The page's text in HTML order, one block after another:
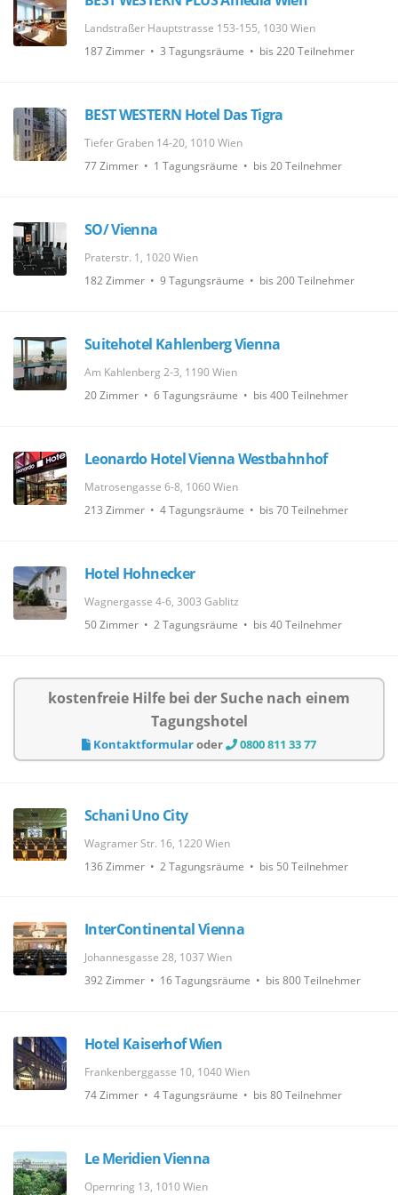
Landstraßer Hauptstrasse 153-155, 1030 Wien
187 Zimmer • 3 Tagungsräume • bis 220 Teilnehmer
BEST WESTERN Hotel Das Tigra
Tiefer Graben 14-20, 1010 Wien
77 Zimmer • 1 Tagungsräume • bis 20 Teilnehmer
SO/ Vienna
Praterstr. 1, 1020 Wien
182 Zimmer • 9 Tagungsräume • bis 200 Teilnehmer
Suitehotel Kahlenberg Vienna
Am Kahlenberg 2-3, 1190 Wien
20 Zimmer • 6 Tagungsräume • bis 400 Teilnehmer
Leonardo Hotel Vienna Westbahnhof
Matrosengasse 6-8, 1060 Wien
213 Zimmer • 4 Tagungsräume • bis 70 Teilnehmer
Hotel Hohnecker
Wagnergasse 4-6, 3003 Gablitz
50 Zimmer • 2 Tagungsräume • bis 40 Teilnehmer
kostenfreie Hilfe bei der Suche nach einem
Tagungshotel
Kontaktformularoder 0800 811 33 77
Schani Uno City
Wagramer Str. 16, 1220 Wien
136 Zimmer • 2 Tagungsräume • bis 50 Teilnehmer
InterContinental Vienna
Johannesgasse 28, 1037 Wien
392 Zimmer • 16 Tagungsräume • bis 800 Teilnehmer
Hotel Kaiserhof Wien
Frankenberggasse 10, 1040 Wien
74 Zimmer • 4 Tagungsräume • bis 80 Teilnehmer
Le Meridien Vienna
Opernring 13, 1010 Wien